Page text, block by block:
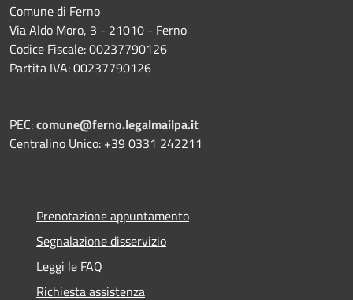
Comune di Ferno
Via Aldo Moro, 3 - 21010 - Ferno
Codice Fiscale: 00237790126
Partita IVA: 00237790126
PEC:comune@ferno.legalmailpa.it
Centralino Unico: +39 0331 242211
Prenotazione appuntamento
Segnalazione disservizio
Leggi le FAQ
Richiesta assistenza